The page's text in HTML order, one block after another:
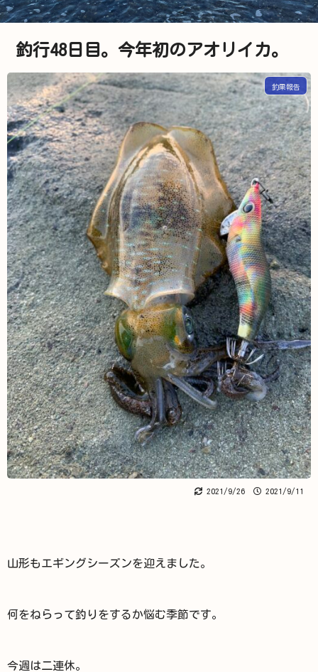
釣行48日目。今年初のアオリイカ。
釣果報告
2021/9/26 2021/9/11
山形もエギングシーズンを迎えました。
何をねらって釣りをするか悩む季節です。
今週は二連休。